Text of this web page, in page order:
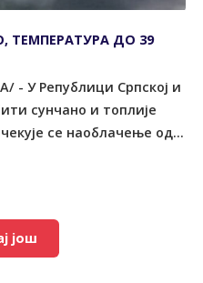
ТЕМПЕРАТУРА ДО 39
- У Републици Српској и
сунчано и топлије
се наоблачење од...
још